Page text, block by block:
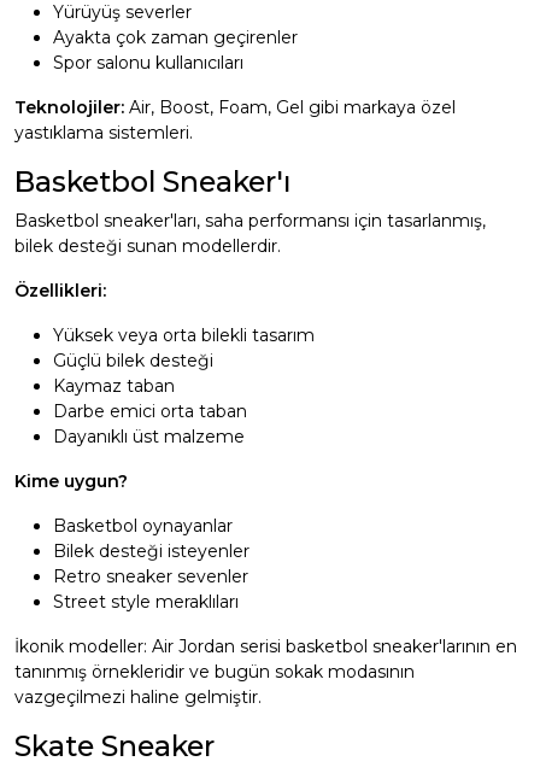
Yürüyüş severler
Ayakta çok zaman geçirenler
Spor salonu kullanıcıları
Teknolojiler: Air, Boost, Foam, Gel gibi markaya özel
yastıklama sistemleri.
Basketbol Sneaker'ı
Basketbol sneaker'ları, saha performansı için tasarlanmış,
bilek desteği sunan modellerdir.
Özellikleri:
Yüksek veya orta bilekli tasarım
Güçlü bilek desteği
Kaymaz taban
Darbe emici orta taban
Dayanıklı üst malzeme
Kime uygun?
Basketbol oynayanlar
Bilek desteği isteyenler
Retro sneaker sevenler
Street style meraklıları
İkonik modeller: Air Jordan serisi basketbol sneaker'larının en
tanınmış örnekleridir ve bugün sokak modasının
vazgeçilmezi haline gelmiştir.
Skate Sneaker